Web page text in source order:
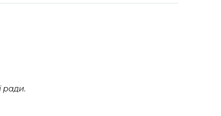
ради.